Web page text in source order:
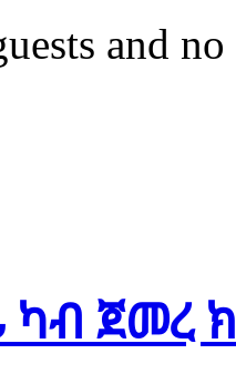
and
ካብ ጀመረ